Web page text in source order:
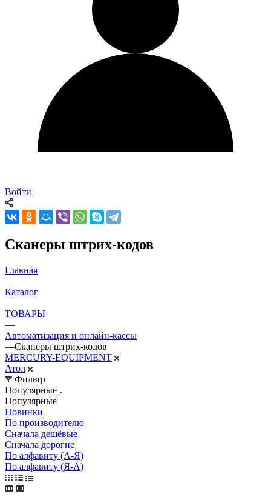
Войти
Сканеры штрих-кодов
Главная
—
Каталог
—
ТОВАРЫ
—
Автоматизация и онлайн-кассы
—Сканеры штрих-кодов
MERCURY-EQUIPMENT
Атол
Фильтр
Популярные
Популярные
Новинки
По производителю
Сначала дешёвые
Сначала дорогие
По алфавиту (А-Я)
По алфавиту (Я-А)